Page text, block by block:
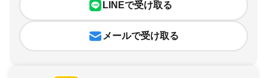
LINEで受け取る
メールで受け取る